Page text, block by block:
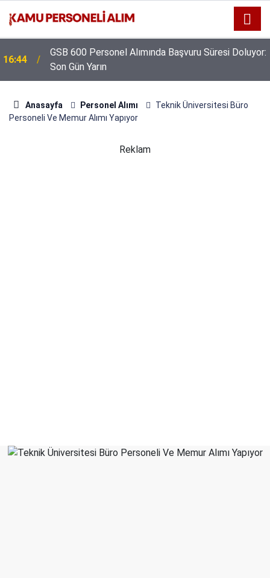
16:44
GSB 600 Personel Alımında Başvuru Süresi Doluyor:
Son Gün Yarın
Anasayfa Personel Alımı
Teknik Üniversitesi Büro
Personeli Ve Memur Alımı Yapıyor
Reklam